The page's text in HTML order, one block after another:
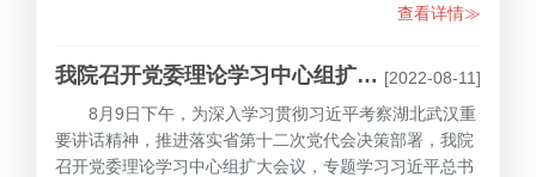
查看详情≫
[2022-08-11]
我院召开党委理论学习中心组扩大会议学习习近平总书记考察湖北武汉重要讲话精神和省第十二次党代会精神
8月9日下午，为深入学习贯彻习近平考察湖北武汉重
要讲话精神，推进落实省第十二次党代会决策部署，我院
召开党委理论学习中心组扩大会议，专题学习习近平总书